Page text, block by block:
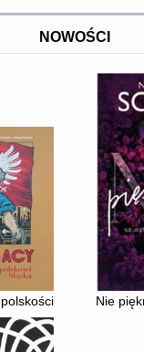
NOWOŚCI
Śląska = We,
Nie